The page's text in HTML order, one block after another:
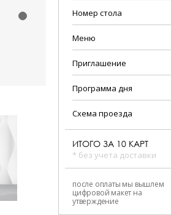
Номер стола
Меню
Приглашение
Программа дня
Схема проезда
ИТОГО ЗА 10 КАРТ
* без учета доставки
после оплаты мы вышлем
цифровой макет на
утверждение